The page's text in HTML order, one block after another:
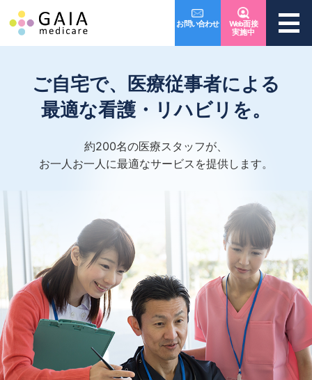
ガイア訪問看護ステーション
お問い合わせ
Web面接
実施中
ご自宅で、医療従事者による
最適な看護・リハビリを。
約200名の医療スタッフが、
お一人お一人に最適なサービスを提供します。